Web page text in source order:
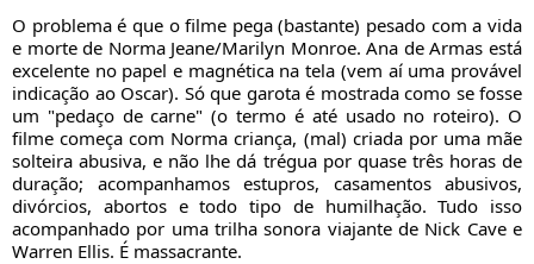
O problema é que o filme pega (bastante) pesado com a vida
e morte de Norma Jeane/Marilyn Monroe. Ana de Armas está
excelente no papel e magnética na tela (vem aí uma provável
indicação ao Oscar). Só que garota é mostrada como se fosse
um "pedaço de carne" (o termo é até usado no roteiro). O
filme começa com Norma criança, (mal) criada por uma mãe
solteira abusiva, e não lhe dá trégua por quase três horas de
duração; acompanhamos estupros, casamentos abusivos,
divórcios, abortos e todo tipo de humilhação. Tudo isso
acompanhado por uma trilha sonora viajante de Nick Cave e
Warren Ellis. É massacrante.